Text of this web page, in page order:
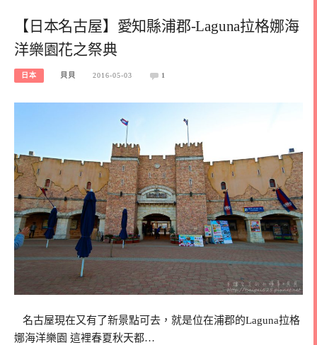
【日本名古屋】愛知縣浦郡-Laguna拉格娜海
洋樂園花之祭典
日本 貝貝 2016-05-03 1
名古屋現在又有了新景點可去，就是位在浦郡的Laguna拉格
娜海洋樂園 這裡春夏秋天都…